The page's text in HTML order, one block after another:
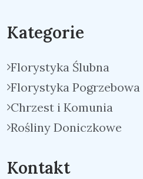
Kategorie
Florystyka Ślubna
Florystyka Pogrzebowa
Chrzest i Komunia
Rośliny Doniczkowe
Kontakt